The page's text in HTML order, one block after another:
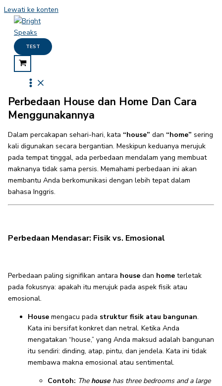
Lewati ke konten
TEST
Perbedaan House dan Home Dan Cara
Menggunakannya
Dalam percakapan sehari-hari, kata “house” dan “home” sering
kali digunakan secara bergantian. Meskipun keduanya merujuk
pada tempat tinggal, ada perbedaan mendalam yang membuat
maknanya tidak sama persis. Memahami perbedaan ini akan
membantu Anda berkomunikasi dengan lebih tepat dalam
bahasa Inggris.
Perbedaan Mendasar: Fisik vs. Emosional
Perbedaan paling signifikan antara housedan hometerletak
pada fokusnya: apakah itu merujuk pada aspek fisik atau
emosional.
Housemengacu pada struktur fisik atau bangunan.
Kata ini bersifat konkret dan netral. Ketika Anda
mengatakan “house,” yang Anda maksud adalah bangunan
itu sendiri: dinding, atap, pintu, dan jendela. Kata ini tidak
membawa makna emosional atau sentimental.
Contoh: The househas three bedrooms and a large